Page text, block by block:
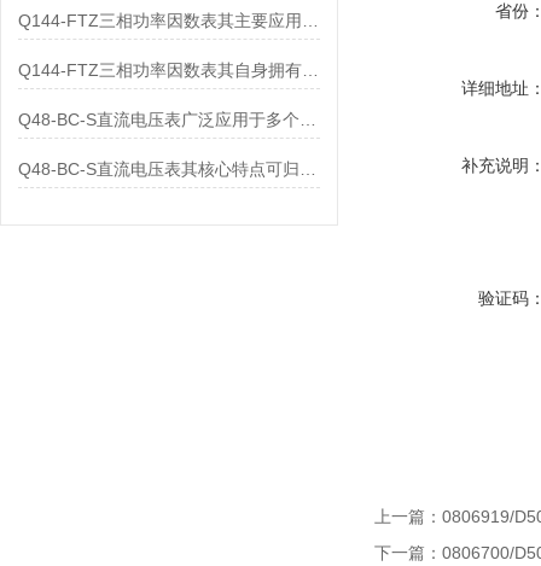
Q144-FTZ三相功率因数表其自身拥有怎样的功能呢？
省份
详细地址
补充说明
验证码
上一篇： 0806919/
下一篇： 0806700/